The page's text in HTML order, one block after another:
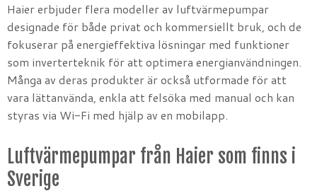
Haier erbjuder flera modeller av luftvärmepumpar
designade för både privat och kommersiellt bruk, och de
fokuserar på energieffektiva lösningar med funktioner
som inverterteknik för att optimera energianvändningen.
Många av deras produkter är också utformade för att
vara lättanvända, enkla att felsöka med manual och kan
styras via Wi-Fi med hjälp av en mobilapp.
Luftvärmepumpar från Haier som finns i
Sverige